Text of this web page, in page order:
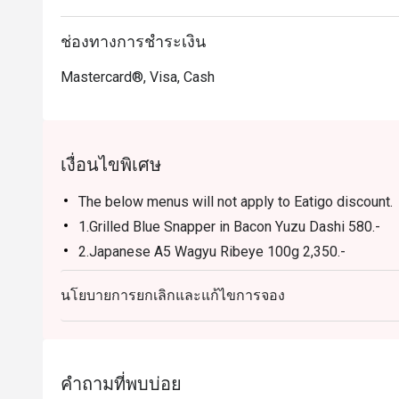
ช่องทางการชำระเงิน
Mastercard®, Visa, Cash
เงื่อนไขพิเศษ
The below menus will not apply to Eatigo discount.
1.Grilled Blue Snapper in Bacon Yuzu Dashi 580.-
2.Japanese A5 Wagyu Ribeye 100g 2,350.-
3.Wagyu Prime Rib 900g 5,800.-
4.Wagyu Striploin Steak 250 g 1,850.-
5.Pork Chop with Capsicum Puree & Pineapple
นโยบายการยกเลิกและแก้ไขการจอง
คำถามที่พบบ่อย